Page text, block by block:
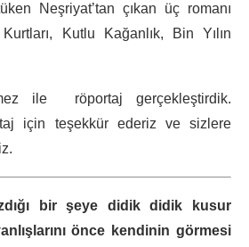
Neşriyat’tan çıkan üç romanı
Kurtları, Kutlu Kağanlık, Bin Yılın
ile röportaj gerçekleştirdik.
için teşekkür ederiz ve sizlere
bir şeye didik didik kusur
önce kendinin görmesi